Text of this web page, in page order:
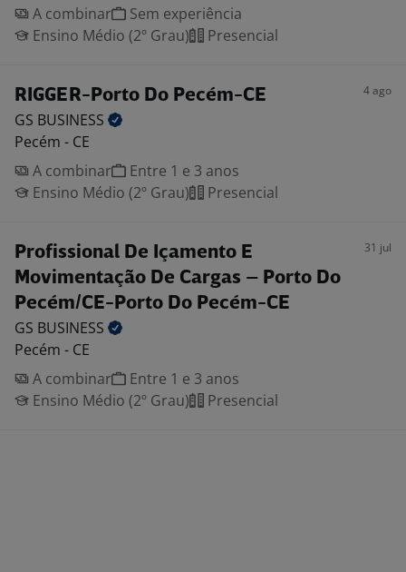
A combinar
Sem experiência
Ensino Médio (2º Grau)
Presencial
RIGGER-Porto Do Pecém-CE 4 ago
GS BUSINESS
Pecém - CE
A combinar
Entre 1 e 3 anos
Ensino Médio (2º Grau)
Presencial
Profissional De Içamento E
Movimentação De Cargas – Porto Do
Pecém/CE-Porto Do Pecém-CE
31 jul
GS BUSINESS
Pecém - CE
A combinar
Entre 1 e 3 anos
Ensino Médio (2º Grau)
Presencial